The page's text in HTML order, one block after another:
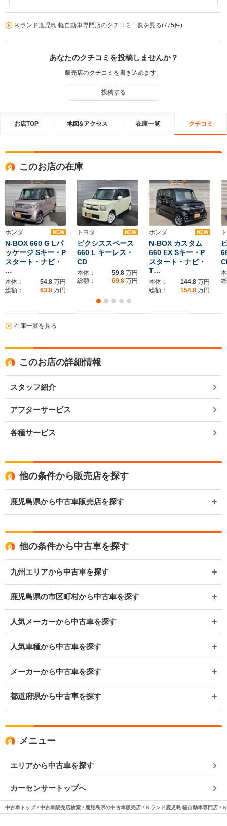
Ｋランド鹿児島 軽自動車専門店のクチコミ一覧を見る(775件)
あなたのクチコミを投稿しませんか？
販売店のクチコミを書き込めます。
投稿する
お店TOP 地図&アクセス 在庫一覧 クチコミ
このお店の在庫
ホンダ NEW
N-BOX 660 G Lパ
ッケージ Sキー・P
スタート・ナビ・
…
本体： 54.8 万円
総額：
63.8 万円
トヨタ NEW
ピクシススペース
660 L キーレス・
CD
本体： 59.8 万円
総額：
69.8 万円
ホンダ NEW
N-BOX カスタム
660 EX Sキー・P
スタート・ナビ・
T…
本体： 144.8 万円
総額：
154.8 万円
在庫一覧を見る
このお店の詳細情報
スタッフ紹介
アフターサービス
各種サービス
他の条件から販売店を探す
鹿児島県から中古車販売店を探す
他の条件から中古車を探す
九州エリアから中古車を探す
鹿児島県の市区町村から中古車を探す
人気メーカーから中古車を探す
人気車種から中古車を探す
メーカーから中古車を探す
都道府県から中古車を探す
メニュー
エリアから中古車を探す
カーセンサートップへ
中古車トップ 中古車販売店検索 鹿児島県の中古車販売店 Ｋランド鹿児島 軽自動車専門店